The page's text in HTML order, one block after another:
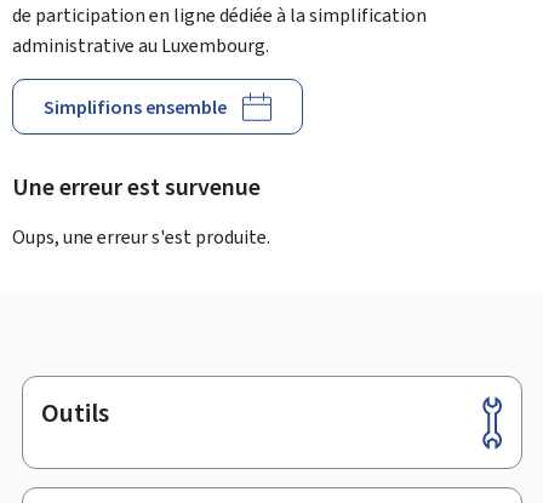
de participation en ligne dédiée à la simplification
administrative au Luxembourg.
Simplifions ensemble
Une erreur est survenue
Oups, une erreur s'est produite.
Pied
de
page
Outils